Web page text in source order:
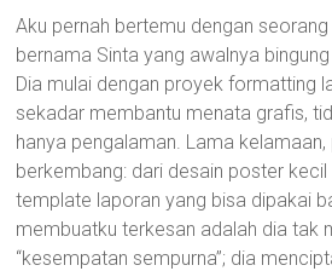
Aku pernah bertemu dengan
bernama Sinta yang awalnya
Dia mulai dengan proyek formatting
sekadar membantu menata grafis,
hanya pengalaman. Lama
berkembang: dari desain poster
template laporan yang bisa dipakai
membuatku terkesan adalah dia tak
“kesempatan sempurna”; dia